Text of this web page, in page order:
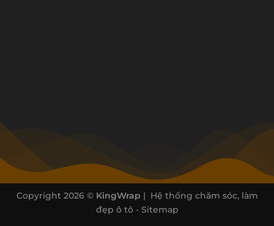
Copyright 2026 © KingWrap | Hệ thống chăm sóc, làm
đẹp ô tô - Sitemap